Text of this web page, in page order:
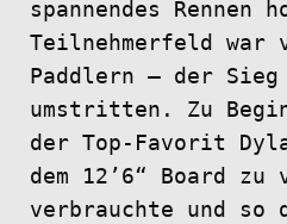
spannendes Rennen
Teilnehmerfeld war
Paddlern – der
umstritten. Zu
der Top-Favorit
dem 12’6“ Board
verbrauchte und so